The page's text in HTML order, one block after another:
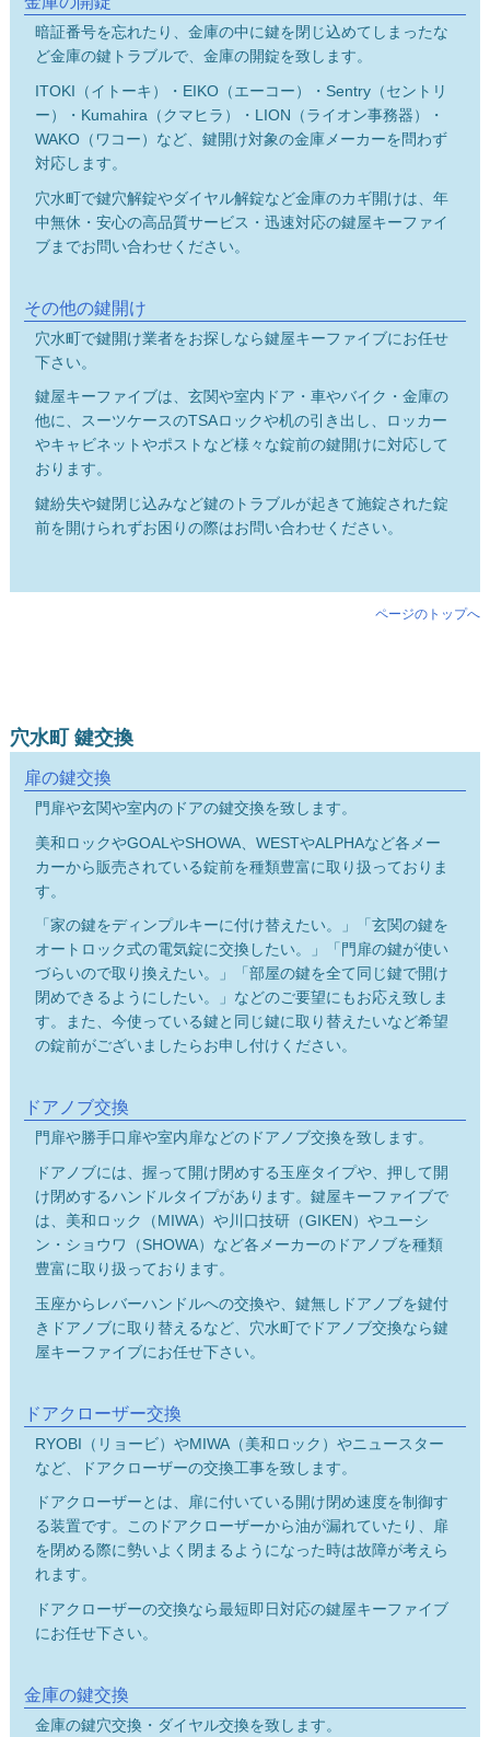
暗証番号を忘れたり、金庫の中に鍵を閉じ込めてしまったな
ど金庫の鍵トラブルで、金庫の開錠を致します。
ITOKI（イトーキ）・EIKO（エーコー）・Sentry（セントリ
ー）・Kumahira（クマヒラ）・LION（ライオン事務器）・
WAKO（ワコー）など、鍵開け対象の金庫メーカーを問わず
対応します。
穴水町で鍵穴解錠やダイヤル解錠など金庫のカギ開けは、年
中無休・安心の高品質サービス・迅速対応の鍵屋キーファイ
ブまでお問い合わせください。
その他の鍵開け
穴水町で鍵開け業者をお探しなら鍵屋キーファイブにお任せ
下さい。
鍵屋キーファイブは、玄関や室内ドア・車やバイク・金庫の
他に、スーツケースのTSAロックや机の引き出し、ロッカー
やキャビネットやポストなど様々な錠前の鍵開けに対応して
おります。
鍵紛失や鍵閉じ込みなど鍵のトラブルが起きて施錠された錠
前を開けられずお困りの際はお問い合わせください。
ページのトップへ
穴水町 鍵交換
扉の鍵交換
門扉や玄関や室内のドアの鍵交換を致します。
美和ロックやGOALやSHOWA、WESTやALPHAなど各メー
カーから販売されている錠前を種類豊富に取り扱っておりま
す。
「家の鍵をディンプルキーに付け替えたい。」「玄関の鍵を
オートロック式の電気錠に交換したい。」「門扉の鍵が使い
づらいので取り換えたい。」「部屋の鍵を全て同じ鍵で開け
閉めできるようにしたい。」などのご要望にもお応え致しま
す。また、今使っている鍵と同じ鍵に取り替えたいなど希望
の錠前がございましたらお申し付けください。
ドアノブ交換
門扉や勝手口扉や室内扉などのドアノブ交換を致します。
ドアノブには、握って開け閉めする玉座タイプや、押して開
け閉めするハンドルタイプがあります。鍵屋キーファイブで
は、美和ロック（MIWA）や川口技研（GIKEN）やユーシ
ン・ショウワ（SHOWA）など各メーカーのドアノブを種類
豊富に取り扱っております。
玉座からレバーハンドルへの交換や、鍵無しドアノブを鍵付
きドアノブに取り替えるなど、穴水町でドアノブ交換なら鍵
屋キーファイブにお任せ下さい。
ドアクローザー交換
RYOBI（リョービ）やMIWA（美和ロック）やニュースター
など、ドアクローザーの交換工事を致します。
ドアクローザーとは、扉に付いている開け閉め速度を制御す
る装置です。このドアクローザーから油が漏れていたり、扉
を閉める際に勢いよく閉まるようになった時は故障が考えら
れます。
ドアクローザーの交換なら最短即日対応の鍵屋キーファイブ
にお任せ下さい。
金庫の鍵交換
金庫の鍵穴交換・ダイヤル交換を致します。